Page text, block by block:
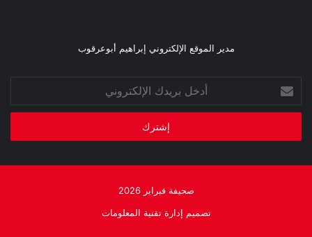
مدير الموقع الإلكتروني إبراهيم أبوعرقوب
بريدك
الإلكتروني
صحيفة فبراير 2026
تصميم إدارة تقنية المعلومات